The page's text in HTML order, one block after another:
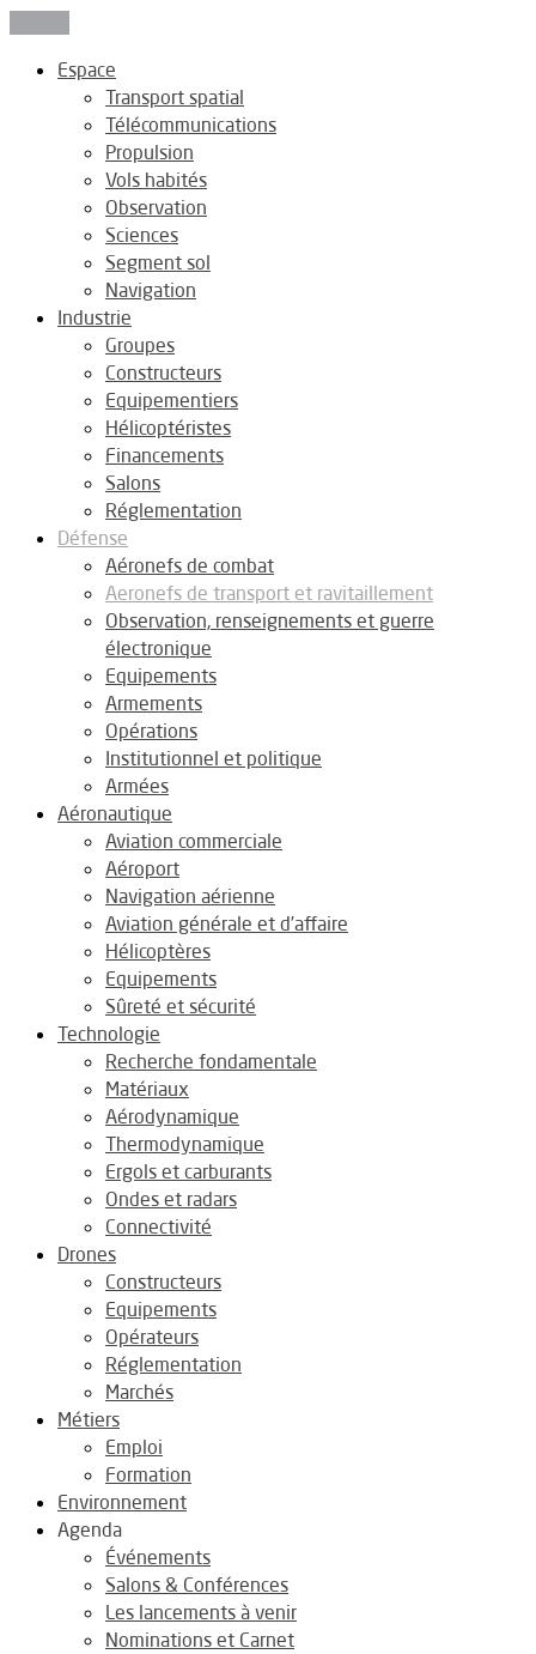
Espace
Transport spatial
Télécommunications
Propulsion
Vols habités
Observation
Sciences
Segment sol
Navigation
Industrie
Groupes
Constructeurs
Equipementiers
Hélicoptéristes
Financements
Salons
Réglementation
Défense
Aéronefs de combat
Aeronefs de transport et ravitaillement
Observation, renseignements et guerre
électronique
Equipements
Armements
Opérations
Institutionnel et politique
Armées
Aéronautique
Aviation commerciale
Aéroport
Navigation aérienne
Aviation générale et d’affaire
Hélicoptères
Equipements
Sûreté et sécurité
Technologie
Recherche fondamentale
Matériaux
Aérodynamique
Thermodynamique
Ergols et carburants
Ondes et radars
Connectivité
Drones
Constructeurs
Equipements
Opérateurs
Réglementation
Marchés
Métiers
Emploi
Formation
Environnement
Agenda
Événements
Salons & Conférences
Les lancements à venir
Nominations et Carnet